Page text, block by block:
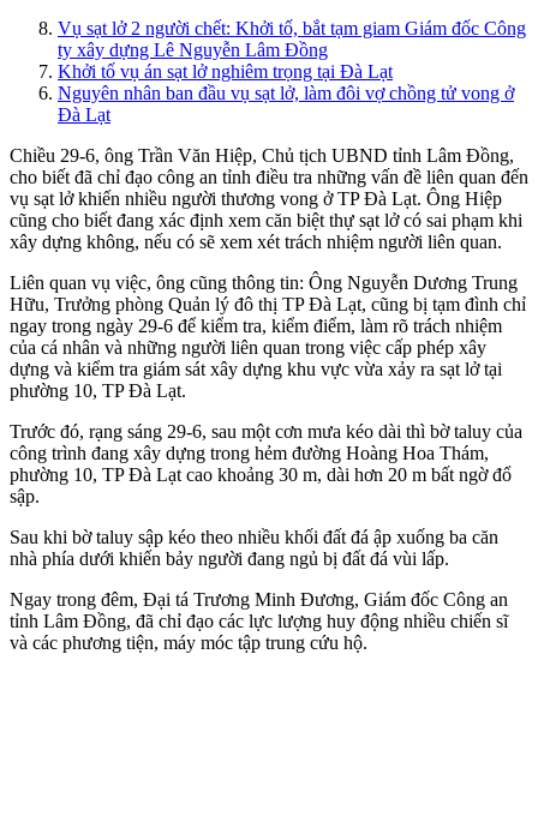
Vụ sạt lở 2 người chết: Khởi tố, bắt tạm giam Giám đốc Công
ty xây dựng Lê Nguyễn Lâm Đồng
Khởi tố vụ án sạt lở nghiêm trọng tại Đà Lạt
Nguyên nhân ban đầu vụ sạt lở, làm đôi vợ chồng tử vong ở
Đà Lạt
Chiều 29-6, ông Trần Văn Hiệp, Chủ tịch UBND tỉnh Lâm Đồng,
cho biết đã chỉ đạo công an tỉnh điều tra những vấn đề liên quan đến
vụ sạt lở khiến nhiều người thương vong ở TP Đà Lạt. Ông Hiệp
cũng cho biết đang xác định xem căn biệt thự sạt lở có sai phạm khi
xây dựng không, nếu có sẽ xem xét trách nhiệm người liên quan.
Liên quan vụ việc, ông cũng thông tin: Ông Nguyễn Dương Trung
Hữu, Trưởng phòng Quản lý đô thị TP Đà Lạt, cũng bị tạm đình chỉ
ngay trong ngày 29-6 để kiểm tra, kiểm điểm, làm rõ trách nhiệm
của cá nhân và những người liên quan trong việc cấp phép xây
dựng và kiểm tra giám sát xây dựng khu vực vừa xảy ra sạt lở tại
phường 10, TP Đà Lạt.
Trước đó, rạng sáng 29-6, sau một cơn mưa kéo dài thì bờ taluy của
công trình đang xây dựng trong hẻm đường Hoàng Hoa Thám,
phường 10, TP Đà Lạt cao khoảng 30 m, dài hơn 20 m bất ngờ đổ
sập.
Sau khi bờ taluy sập kéo theo nhiều khối đất đá ập xuống ba căn
nhà phía dưới khiến bảy người đang ngủ bị đất đá vùi lấp.
Ngay trong đêm, Đại tá Trương Minh Đương, Giám đốc Công an
tỉnh Lâm Đồng, đã chỉ đạo các lực lượng huy động nhiều chiến sĩ
và các phương tiện, máy móc tập trung cứu hộ.